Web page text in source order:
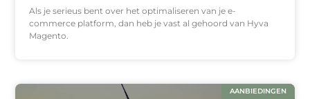
Als je serieus bent over het optimaliseren van je e-
commerce platform, dan heb je vast al gehoord van Hyva
Magento.
AANBIEDINGEN